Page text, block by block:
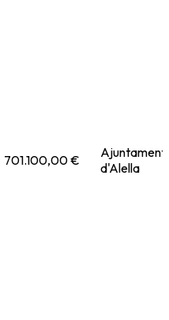
701.100,00 €
Ajuntament
d'Alella